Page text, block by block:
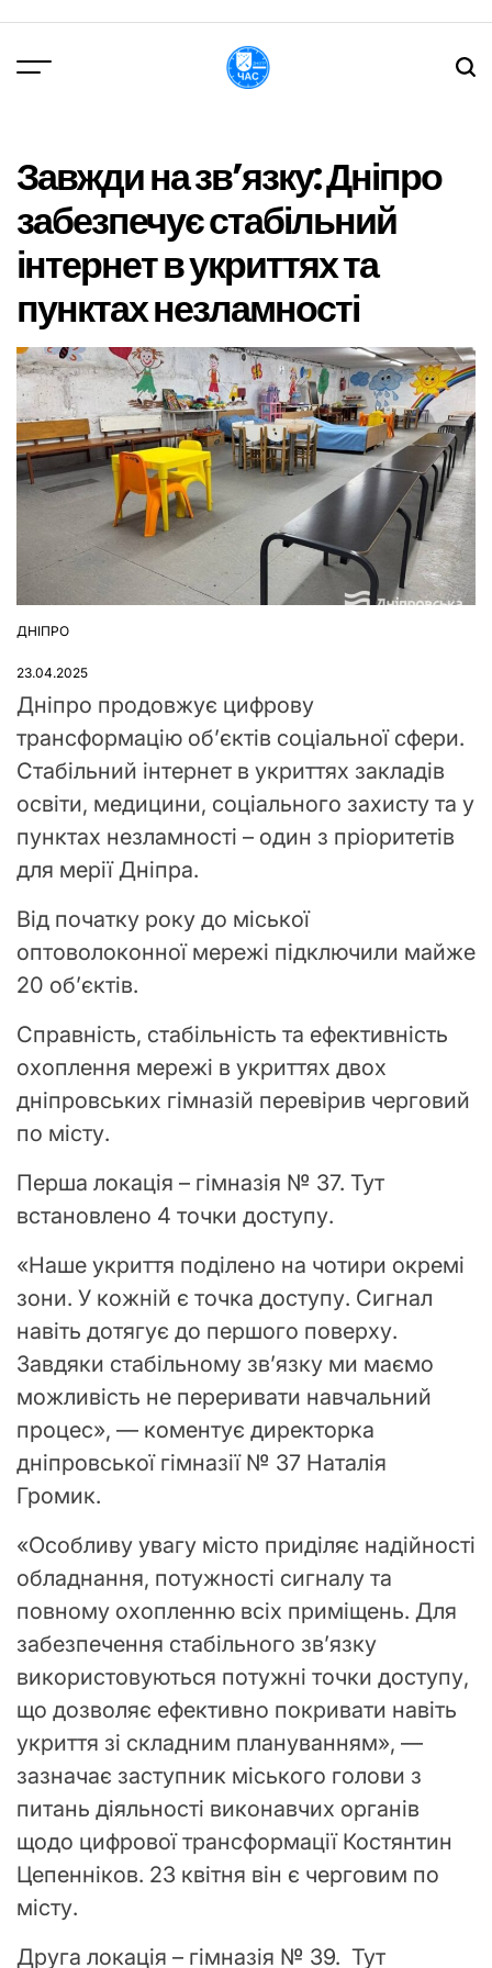
вмісту
Завжди на зв’язку: Дніпро
забезпечує стабільний
інтернет в укриттях та
пунктах незламності
ОПУБЛІКУВАТИ
ДНІПРО
23.04.2025
Дніпро продовжує цифрову
трансформацію об’єктів соціальної сфери.
Стабільний інтернет в укриттях закладів
освіти, медицини, соціального захисту та у
пунктах незламності – один з пріоритетів
для мерії Дніпра.
Від початку року до міської
оптоволоконної мережі підключили майже
20 об’єктів.
Справність, стабільність та ефективність
охоплення мережі в укриттях двох
дніпровських гімназій перевірив черговий
по місту.
Перша локація – гімназія № 37. Тут
встановлено 4 точки доступу.
«Наше укриття поділено на чотири окремі
зони. У кожній є точка доступу. Сигнал
навіть дотягує до першого поверху.
Завдяки стабільному зв’язку ми маємо
можливість не переривати навчальний
процес», — коментує директорка
дніпровської гімназії № 37 Наталія
Громик.
«Особливу увагу місто приділяє надійності
обладнання, потужності сигналу та
повному охопленню всіх приміщень. Для
забезпечення стабільного зв’язку
використовуються потужні точки доступу,
що дозволяє ефективно покривати навіть
укриття зі складним плануванням», —
зазначає заступник міського голови з
питань діяльності виконавчих органів
щодо цифрової трансформації Костянтин
Цепенніков. 23 квітня він є черговим по
місту.
Друга локація – гімназія № 39. Тут